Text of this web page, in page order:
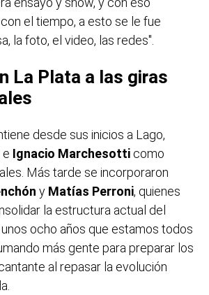
el tiempo, a esto se le fue
la foto, el video, las redes".
La Plata a las giras
desde sus inicios a Lago,
e Ignacio Marchesotti como
Más tarde se incorporaron
y Matías Perroni, quienes
la estructura actual del
ocho años que estamos todos
más gente para preparar los
al repasar la evolución